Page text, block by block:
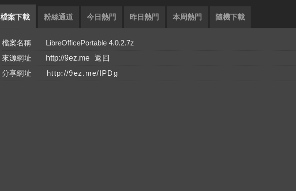
檔案下載 粉絲通道 今日熱門 昨日熱門 本周熱門 隨機下載
檔案名稱 LibreOfficePortable 4.0.2.7z
來源網址
http://9ez.me
分享網址